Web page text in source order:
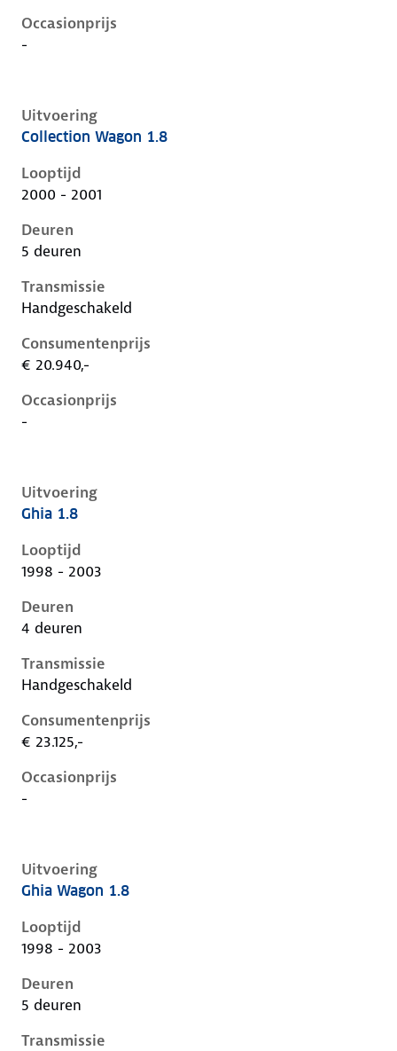
Occasionprijs
-
Uitvoering
Ford Focus i, wagon 1.8, 85 kW, Benzine, 5 deuren
Collection Wagon 1.8
Looptijd
2000 - 2001
Deuren
5 deuren
Transmissie
Handgeschakeld
Consumentenprijs
€ 20.940,-
Occasionprijs
-
Uitvoering
Ford Focus i, 1.8, 85 kW, Benzine, 4 deuren
Ghia 1.8
Looptijd
1998 - 2003
Deuren
4 deuren
Transmissie
Handgeschakeld
Consumentenprijs
€ 23.125,-
Occasionprijs
-
Uitvoering
Ford Focus i, wagon 1.8, 85 kW, Benzine, 5 deuren
Ghia Wagon 1.8
Looptijd
1998 - 2003
Deuren
5 deuren
Transmissie